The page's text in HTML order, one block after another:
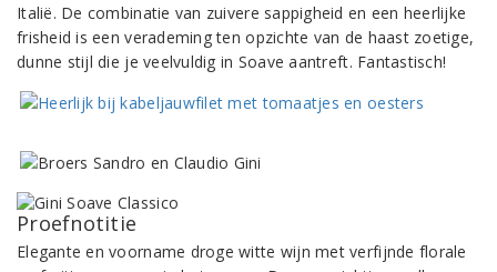
Italië. De combinatie van zuivere sappigheid en een heerlijke
frisheid is een verademing ten opzichte van de haast zoetige,
dunne stijl die je veelvuldig in Soave aantreft. Fantastisch!
Proefnotitie
Elegante en voorname droge witte wijn met verfijnde florale